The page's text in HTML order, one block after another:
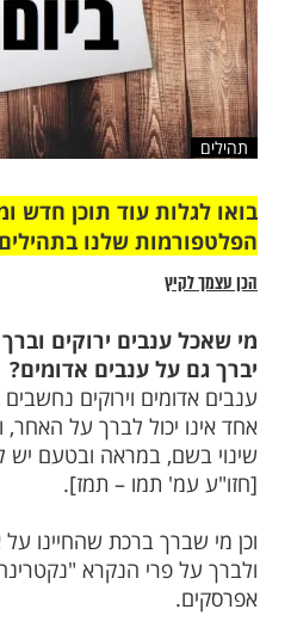
עוד תוכן חדש
שלנו בתהילים
ירוקים וברך